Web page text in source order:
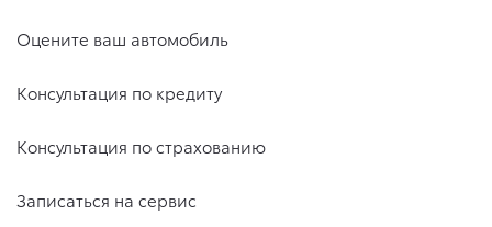
Оцените ваш автомобиль
Консультация по кредиту
Консультация по страхованию
Записаться на сервис